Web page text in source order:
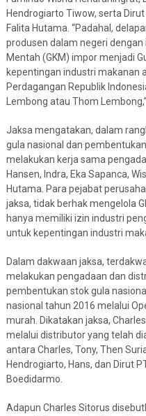
Hendrogiarto Tiwow, serta
Falita Hutama. “Padahal,
produsen dalam negeri dengan
Mentah (GKM) impor menjadi
kepentingan industri makanan
Perdagangan Republik
Lembong atau Thom
Jaksa mengatakan, dalam
gula nasional dan
melakukan kerja sama
Hansen, Indra, Eka Sapanca,
Hutama. Para pejabat
jaksa, tidak berhak mengelola
hanya memiliki izin industri
untuk kepentingan industri
Dalam dakwaan jaksa,
melakukan pengadaan dan
pembentukan stok gula
nasional tahun 2016 melalui
murah. Dikatakan jaksa,
melalui distributor yang telah
antara Charles, Tony, Then
Hendrogiarto, Hans, dan Dirut
Boedidarmo.
Adapun Charles Sitorus